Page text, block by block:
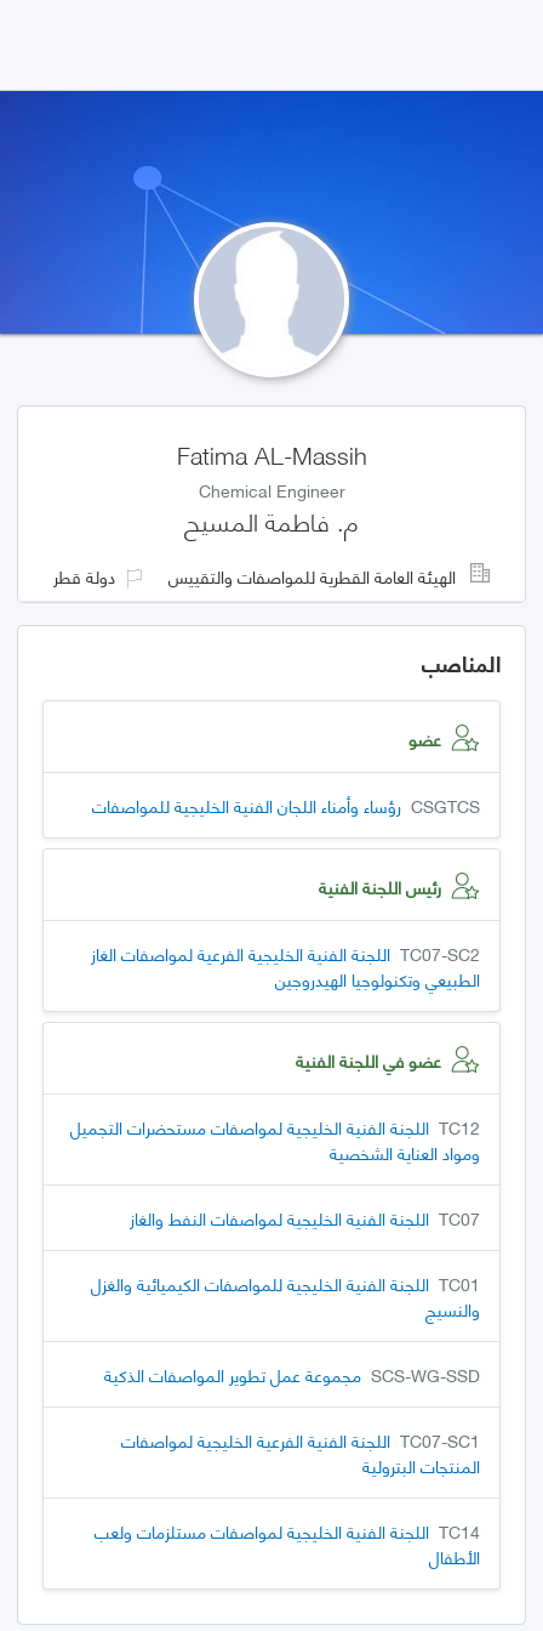
Fatima AL-Massih
Chemical Engineer
م. فاطمة المسيح
الهيئة العامة القطرية للمواصفات والتقييس دولة قطر
المناصب
عضو
CSGTCS رؤساء وأمناء اللجان الفنية الخليجية للمواصفات
رئيس اللجنة الفنية
TC07-SC2 اللجنة الفنية الخليجية الفرعية لمواصفات الغاز
الطبيعي وتكنولوجيا الهيدروجين
عضو في اللجنة الفنية
TC12 اللجنة الفنية الخليجية لمواصفات مستحضرات التجميل
ومواد العناية الشخصية
TC07 اللجنة الفنية الخليجية لمواصفات النفط والغاز
TC01 اللجنة الفنية الخليجية للمواصفات الكيميائية والغزل
والنسيج
SCS-WG-SSD مجموعة عمل تطوير المواصفات الذكية
TC07-SC1 اللجنة الفنية الفرعية الخليجية لمواصفات
المنتجات البترولية
TC14 اللجنة الفنية الخليجية لمواصفات مستلزمات ولعب
الأطفال